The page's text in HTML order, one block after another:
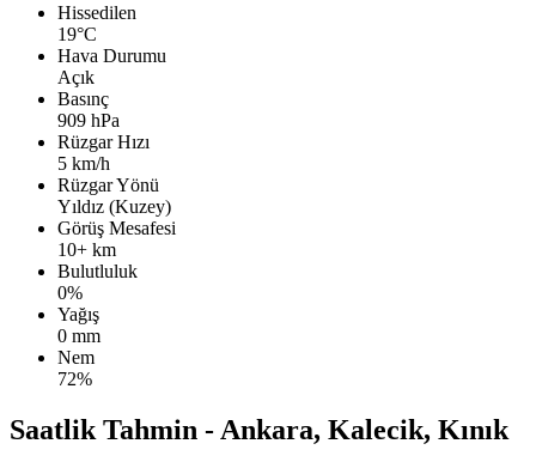
Hissedilen
19°C
Hava Durumu
Açık
Basınç
909 hPa
Rüzgar Hızı
5 km/h
Rüzgar Yönü
Yıldız (Kuzey)
Görüş Mesafesi
10+ km
Bulutluluk
0%
Yağış
0 mm
Nem
72%
Saatlik Tahmin - Ankara, Kalecik, Kınık